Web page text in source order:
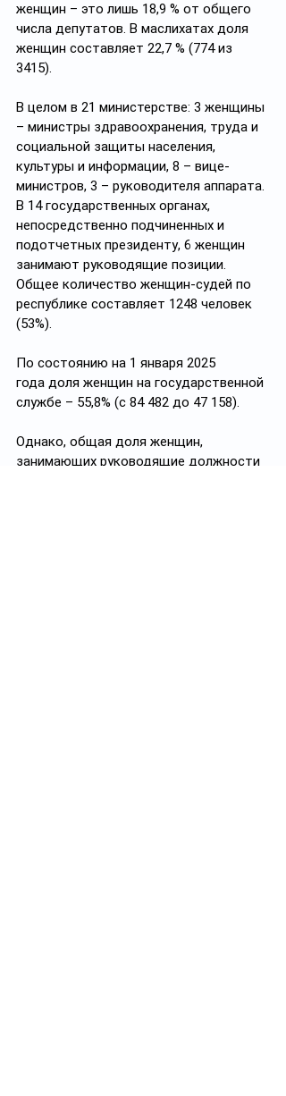
женщин – это лишь 18,9 % от общего
числа депутатов. В маслихатах доля
женщин составляет 22,7 % (774 из
3415).
В целом в 21 министерстве: 3 женщины
– министры здравоохранения, труда и
социальной защиты населения,
культуры и информации, 8 – вице-
министров, 3 – руководителя аппарата.
В 14 государственных органах,
непосредственно подчиненных и
подотчетных президенту, 6 женщин
занимают руководящие позиции.
Общее количество женщин-судей по
республике составляет 1248 человек
(53%).
По состоянию на 1 января 2025
года доля женщин на государственной
службе – 55,8% (с 84 482 до 47 158).
Однако, общая доля женщин,
занимающих руководящие должности